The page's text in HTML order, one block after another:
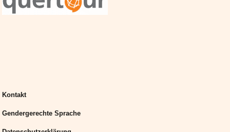
Kontakt
Gendergerechte Sprache